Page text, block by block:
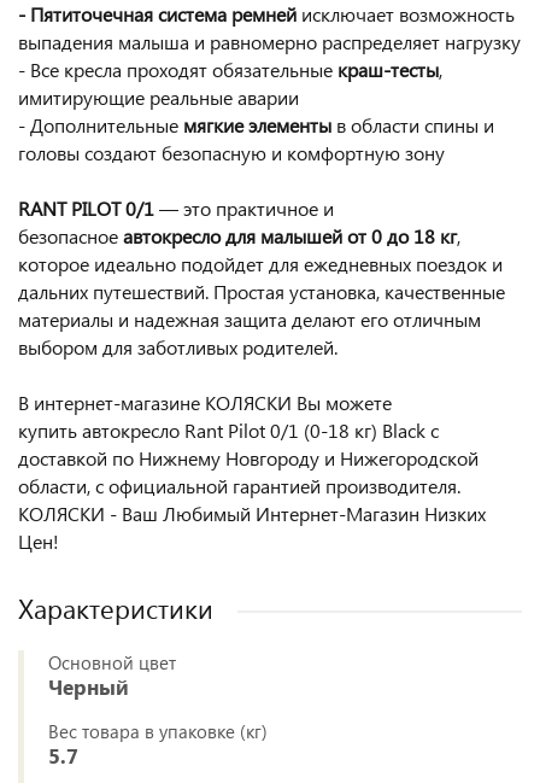
- Пятиточечная система ремней исключает возможность
выпадения малыша и равномерно распределяет нагрузку
- Все кресла проходят обязательные краш-тесты,
имитирующие реальные аварии
- Дополнительные мягкие элементы в области спины и
головы создают безопасную и комфортную зону
RANT PILOT 0/1— это практичное и
безопасноеавтокресло для малышей от 0 до 18 кг,
которое идеально подойдет для ежедневных поездок и
дальних путешествий. Простая установка, качественные
материалы и надежная защита делают его отличным
выбором для заботливых родителей.
В интернет-магазине КОЛЯСКИ Вы можете
купить автокресло Rant Pilot 0/1 (0-18 кг) Blackс
доставкой по Нижнему Новгороду и Нижегородской
области, с официальной гарантией производителя.
КОЛЯСКИ - Ваш Любимый Интернет-Магазин Низких
Цен!
Характеристики
Основной цвет
Черный
Вес товара в упаковке (кг)
5.7